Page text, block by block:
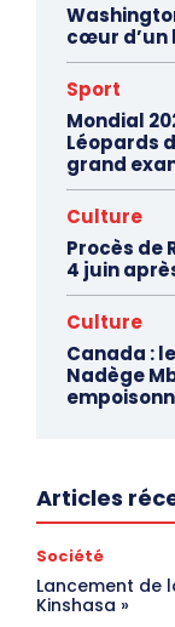
cœur d’un
Sport
Mondial
Léopards
grand
Culture
Procès de
4 juin
Culture
Canada :
Nadège
Articles
Société
Lancement de
Kinshasa »